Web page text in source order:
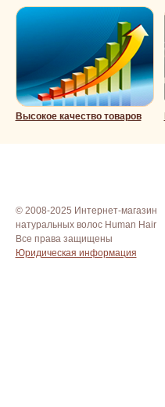
Высокое качество товаров
© 2008-2025 Интернет-магазин
натуральных волос Human Hair
Все права защищены
Юридическая информация